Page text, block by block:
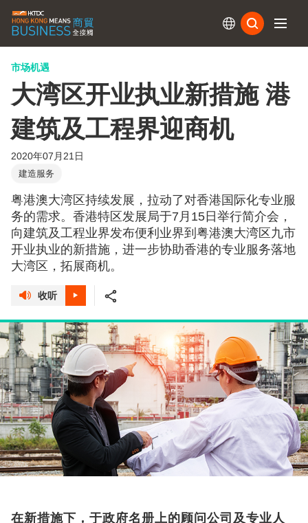
市场机遇
大湾区开业执业新措施 港
建筑及工程界迎商机
2020年07月21日
建造服务
粤港澳大湾区持续发展，拉动了对香港国际化专业服
务的需求。香港特区发展局于7月15日举行简介会，
向建筑及工程业界发布便利业界到粤港澳大湾区九市
开业执业的新措施，进一步协助香港的专业服务落地
大湾区，拓展商机。
收听
在新措施下，于政府名册上的顾问公司及专业人